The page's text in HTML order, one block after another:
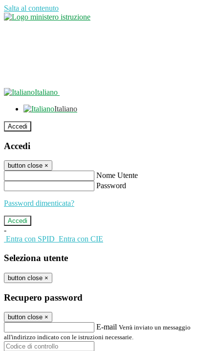
Salta al contenuto
Italiano
Italiano
Accedi
Accedi
button close ×
Nome Utente
Password
Password dimenticata?
-
Entra con SPID Entra con CIE
Seleziona utente
button close ×
Recupero password
button close ×
E-mail Verrà inviato un messaggio
all'indirizzo indicato con le istruzioni necessarie.